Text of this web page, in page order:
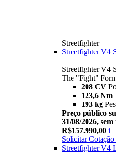
Streetfighter
Streetfighter V4 S
Streetfighter V4 S
The "Fight"
208 CV
123,6 Nm
193 kg
Preço público
31/08/2026,
R$157.990,00 i
Solicitar Cotação
Streetfighter V4